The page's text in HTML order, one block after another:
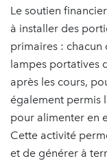
Le soutien
à installer des
primaires : chacun
lampes portatives
après les cours,
également permis
pour alimenter en
Cette activité
et de générer à